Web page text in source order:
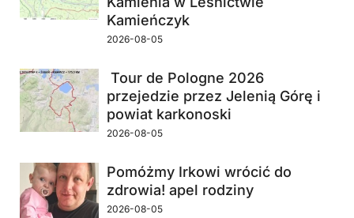
Kamieńczyk
2026-08-05
Tour de Pologne 2026
przejedzie przez Jelenią Górę i
powiat karkonoski
2026-08-05
Pomóżmy Irkowi wrócić do
zdrowia! apel rodziny
2026-08-05